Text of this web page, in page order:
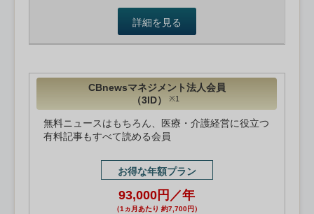
詳細を見る
CBnewsマネジメント法人会員
（3ID）
※1
無料ニュースはもちろん、医療・介護経営に役立つ
有料記事もすべて読める会員
お得な年額プラン
93,000円／年
（1ヵ月あたり 約7,700円）